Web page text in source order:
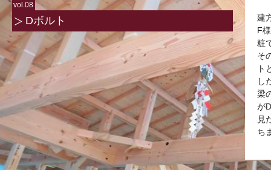
vol.08
Dボルト
建
F
粧
そ
ト
し
梁
が
見
ち